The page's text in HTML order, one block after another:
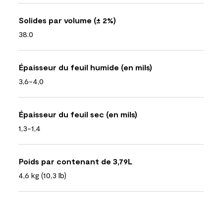
Solides par volume (± 2%)
38.0
Épaisseur du feuil humide (en mils)
3,6-4,0
Épaisseur du feuil sec (en mils)
1,3-1,4
Poids par contenant de 3,79L
4,6 kg (10,3 lb)